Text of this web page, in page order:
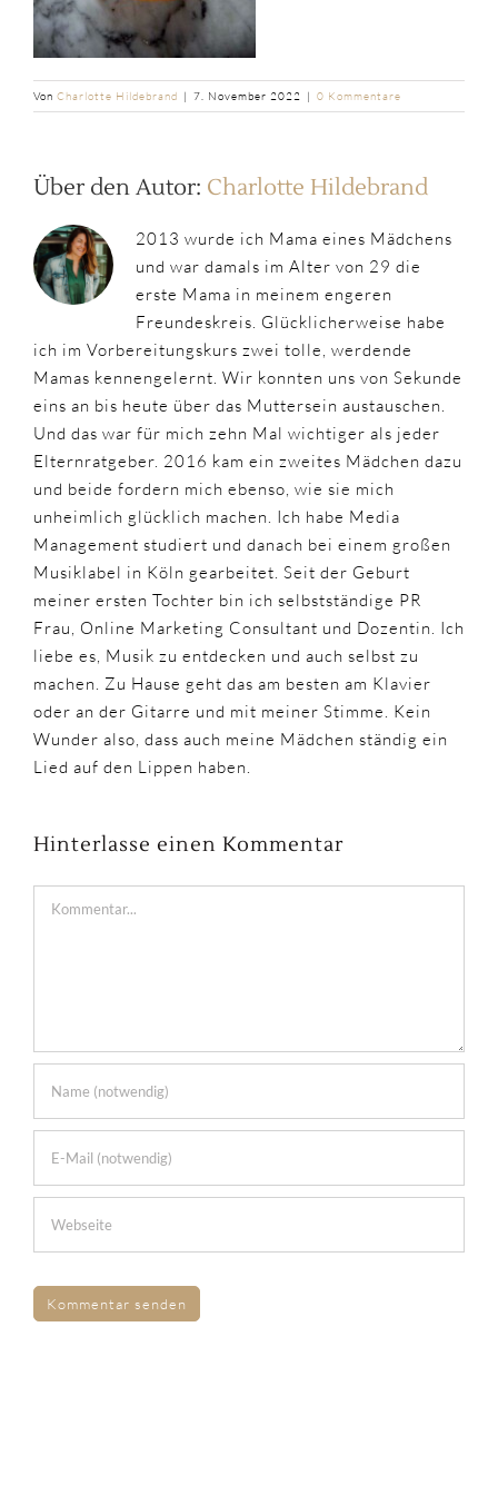
Von Charlotte Hildebrand | 7. November 2022 | 0 Kommentare
Über den Autor: Charlotte Hildebrand
2013 wurde ich Mama eines Mädchens
und war damals im Alter von 29 die
erste Mama in meinem engeren
Freundeskreis. Glücklicherweise habe
ich im Vorbereitungskurs zwei tolle, werdende
Mamas kennengelernt. Wir konnten uns von Sekunde
eins an bis heute über das Muttersein austauschen.
Und das war für mich zehn Mal wichtiger als jeder
Elternratgeber. 2016 kam ein zweites Mädchen dazu
und beide fordern mich ebenso, wie sie mich
unheimlich glücklich machen. Ich habe Media
Management studiert und danach bei einem großen
Musiklabel in Köln gearbeitet. Seit der Geburt
meiner ersten Tochter bin ich selbstständige PR
Frau, Online Marketing Consultant und Dozentin. Ich
liebe es, Musik zu entdecken und auch selbst zu
machen. Zu Hause geht das am besten am Klavier
oder an der Gitarre und mit meiner Stimme. Kein
Wunder also, dass auch meine Mädchen ständig ein
Lied auf den Lippen haben.
Hinterlasse einen Kommentar
Kommentar